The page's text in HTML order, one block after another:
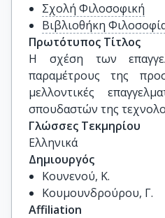
Σχολή Φιλοσοφική
Βιβλιοθήκη
Πρωτότυπος Τίτλος
Η σχέση των
παραμέτρους της
μελλοντικές
σπουδαστών της
Γλώσσες Τεκμηρίου
Ελληνικά
Δημιουργός
Κουνενού, Κ.
Κουμουνδρούρου, Γ.
Affiliation